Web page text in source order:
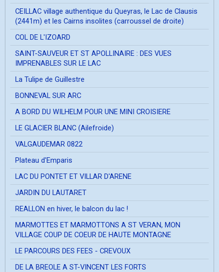
CEILLAC village authentique du Queyras, le Lac de Clausis
(2441m) et les Cairns insolites (carroussel de droite)
COL DE L'IZOARD
SAINT-SAUVEUR ET ST APOLLINAIRE : DES VUES
IMPRENABLES SUR LE LAC
La Tulipe de Guillestre
BONNEVAL SUR ARC
A BORD DU WILHELM POUR UNE MINI CROISIERE
LE GLACIER BLANC (Ailefroide)
VALGAUDEMAR 0822
Plateau d'Emparis
LAC DU PONTET ET VILLAR D'ARENE
JARDIN DU LAUTARET
REALLON en hiver, le balcon du lac !
MARMOTTES ET MARMOTTONS A ST VERAN, MON
VILLAGE COUP DE COEUR DE HAUTE MONTAGNE
LE PARCOURS DES FEES - CREVOUX
DE LA BREOLE A ST-VINCENT LES FORTS